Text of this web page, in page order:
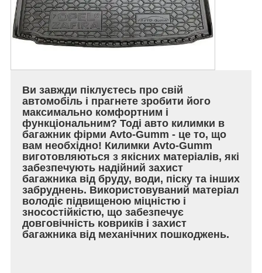
Ви завжди піклуєтесь про свій
автомобіль і прагнете зробити його
максимально комфортним і
функціональним? Тоді авто килимки в
багажник фірми Avto-Gumm - це то, що
вам необхідно! Килимки Avto-Gumm
виготовляються з якісних матеріалів, які
забезпечують надійний захист
багажника від бруду, води, піску та інших
забруднень. Використовуваний матеріал
володіє підвищеною міцністю і
зносостійкістю, що забезпечує
довговічність ковриків і захист
багажника від механічних пошкоджень.